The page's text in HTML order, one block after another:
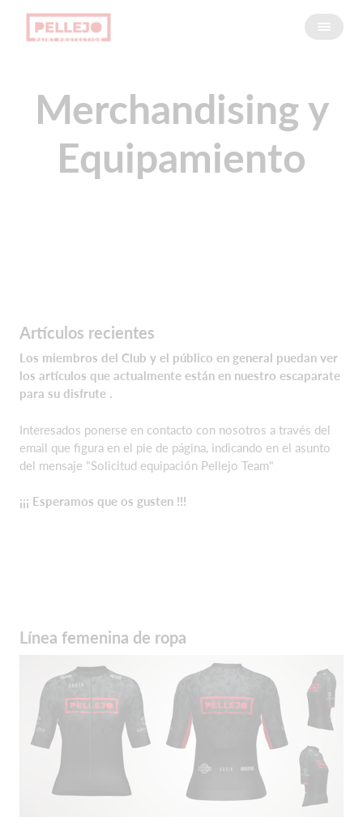
Merchandising y
Equipamiento
Artículos recientes
Los miembros del Club y el público en general puedan ver
los artículos que actualmente están en nuestro escaparate
para su disfrute .
Interesados ponerse en contacto con nosotros a través del
email que figura en el pie de página, indicando en el asunto
del mensaje "Solicitud equipación Pellejo Team"
¡¡¡ Esperamos que os gusten !!!
Línea femenina de ropa